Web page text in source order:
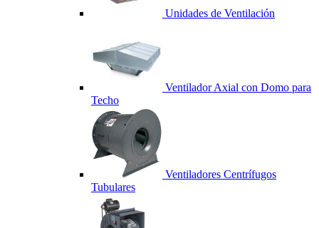
Unidades de Ventilación
Ventilador Axial con Domo para
Techo
Ventiladores Centrífugos
Tubulares